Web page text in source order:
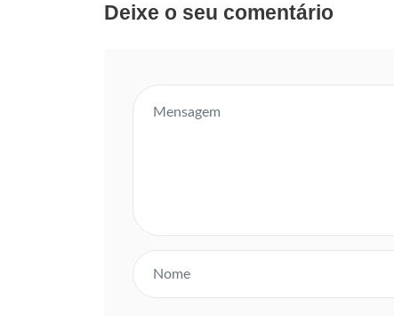
Deixe o seu comentário